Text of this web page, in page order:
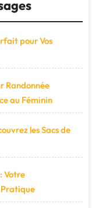
pour Vos
Randonnée
au Féminin
les Sacs de
Votre
Pratique